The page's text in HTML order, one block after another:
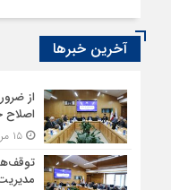
آخرین خبرها
از
اصلاح
۱۵ مرداد ۱۴۰۵ - ۱۲:۵۴